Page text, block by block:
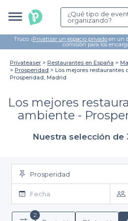
¿Qué tipo de
organizando?
Truco: ¡Privatizar un espacio privado en un
comisión para los
Privateaser Restaurantes en España
Prosperidad
Los mejores restaurantes
Prosperidad, Madrid
Los mejores
ambiente -
Nuestra selección de
Prosperidad
Fecha
2